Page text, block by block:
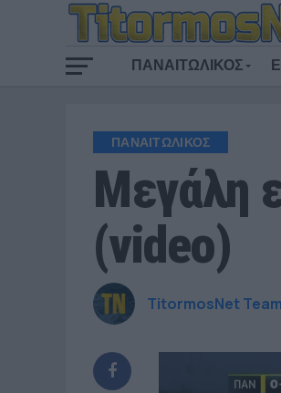
ΠΑΝΑΙΤΩΛΙΚΟΣ
ΠΑΝΑΙΤΩΛΙΚΟΣ
Μεγάλη
(video)
TitormosNet Team